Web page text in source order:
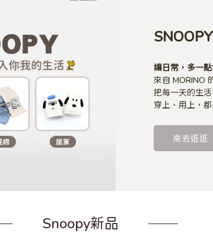
讓日常，多一
來自 MORINO
把每一天的生
穿上、用上，
來去逛逛
Snoopy新品